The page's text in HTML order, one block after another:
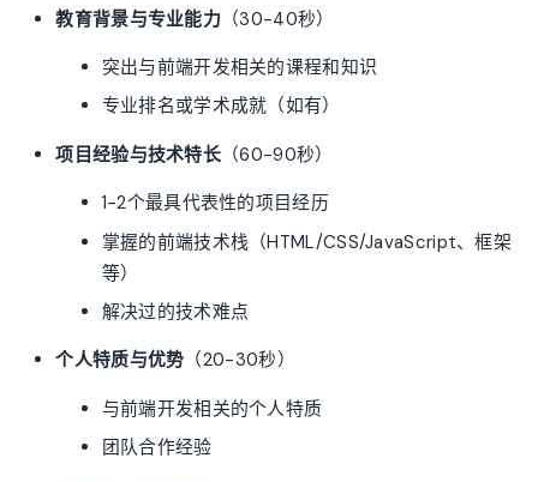
教育背景与专业能力 （30-40秒）
突出与前端开发相关的课程和知识
专业排名或学术成就（如有）
项目经验与技术特长 （60-90秒）
1-2个最具代表性的项目经历
掌握的前端技术栈（HTML/CSS/JavaScript、框架
等）
解决过的技术难点
个人特质与优势 （20-30秒）
与前端开发相关的个人特质
团队合作经验